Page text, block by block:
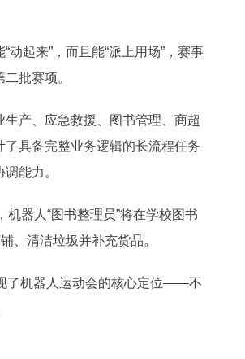
起来”，而且能“派上用场”，赛事
批赛项。
产、应急救援、图书管理、商超
具备完整业务逻辑的长流程任务
能力。
器人“图书整理员”将在学校图书
、清洁垃圾并补充货品。
了机器人运动会的核心定位——不